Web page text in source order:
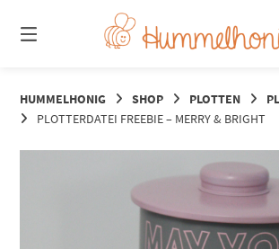
zum
Inhalt
HUMMELHONIG SHOP PLOTTEN
PLOTTERDATEI FREEBIE – MERRY & BRIGHT